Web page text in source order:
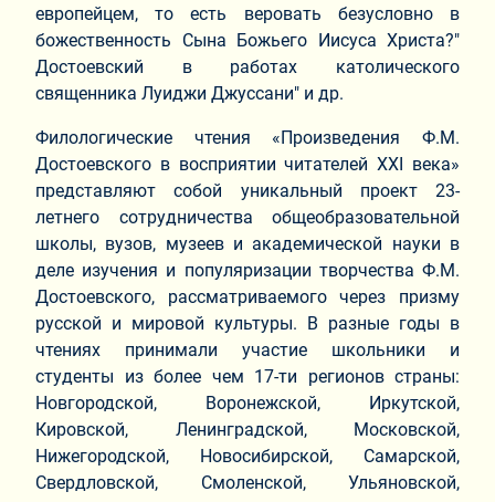
европейцем, то есть веровать безусловно в
божественность Сына Божьего Иисуса Христа?"
Достоевский в работах католического
священника Луиджи Джуссани" и др.
Филологические чтения «Произведения Ф.М.
Достоевского в восприятии читателей XXI века»
представляют собой уникальный проект 23-
летнего сотрудничества общеобразовательной
школы, вузов, музеев и академической науки в
деле изучения и популяризации творчества Ф.М.
Достоевского, рассматриваемого через призму
русской и мировой культуры. В разные годы в
чтениях принимали участие школьники и
студенты из более чем 17-ти регионов страны:
Новгородской, Воронежской, Иркутской,
Кировской, Ленинградской, Московской,
Нижегородской, Новосибирской, Самарской,
Свердловской, Смоленской, Ульяновской,